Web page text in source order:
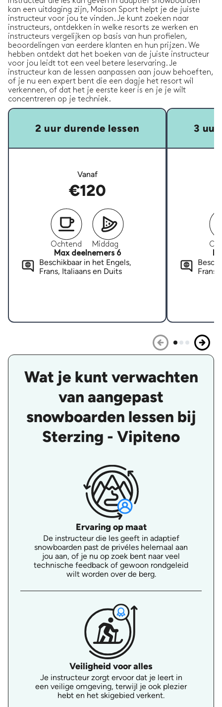
kan een uitdaging zijn, Maison Sport helpt je de juiste
instructeur voor jou te vinden. Je kunt zoeken naar
instructeurs, ontdekken in welke resorts ze werken en
instructeurs vergelijken op basis van hun profielen,
beoordelingen van eerdere klanten en hun prijzen. We
hebben ontdekt dat het boeken van de juiste instructeur
voor jou leidt tot een veel betere leservaring. Je
instructeur kan de lessen aanpassen aan jouw behoeften,
of je nu een expert bent die een dagje het resort wil
verkennen, of dat het je eerste keer is en je je wilt
concentreren op je techniek.
2 uur durende lessen
Vanaf
€120
Ochtend
Middag
Max deelnemers 6
Beschikbaar in het Engels,
Frans, Italiaans en Duits
3 uur
Frans,
Wat je kunt verwachten
van aangepast
snowboarden lessen bij
Sterzing - Vipiteno
Ervaring op maat
De instructeur die les geeft in adaptief
snowboarden past de privéles helemaal aan
jou aan, of je nu op zoek bent naar veel
technische feedback of gewoon rondgeleid
wilt worden over de berg.
Veiligheid voor alles
Je instructeur zorgt ervoor dat je leert in
een veilige omgeving, terwijl je ook plezier
hebt en het skigebied verkent.